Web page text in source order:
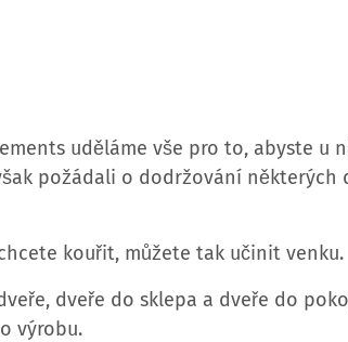
uděláme vše pro to, abyste u
požádali o dodržování některých
kouřit, můžete tak učinit venku.
dveře do sklepa a dveře do
výrobu.